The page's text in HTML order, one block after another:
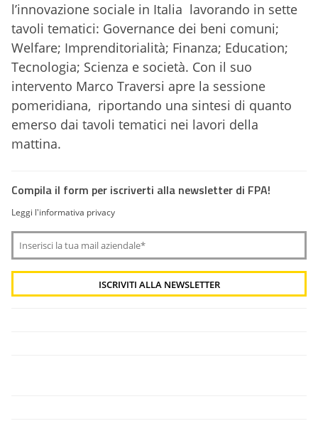
l’innovazione sociale in Italia lavorando in sette
tavoli tematici: Governance dei beni comuni;
Welfare; Imprenditorialità; Finanza; Education;
Tecnologia; Scienza e società. Con il suo
intervento Marco Traversi apre la sessione
pomeridiana, riportando una sintesi di quanto
emerso dai tavoli tematici nei lavori della
mattina.
Compila il form per iscriverti alla newsletter di FPA!
Leggi l'informativa privacy